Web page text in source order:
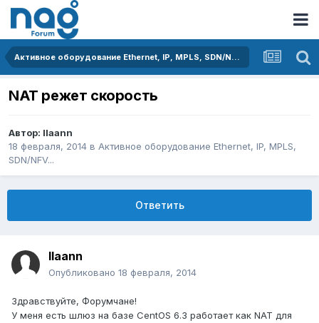
Активное оборудование Ethernet, IP, MPLS, SDN/NFV...
NAT режет скорость
Автор: llaann
18 февраля, 2014 в Активное оборудование Ethernet, IP, MPLS,
SDN/NFV...
Ответить
llaann
Опубликовано 18 февраля, 2014
Здравствуйте, Форумчане!
У меня есть шлюз на базе CentOS 6.3 работает как NAT для